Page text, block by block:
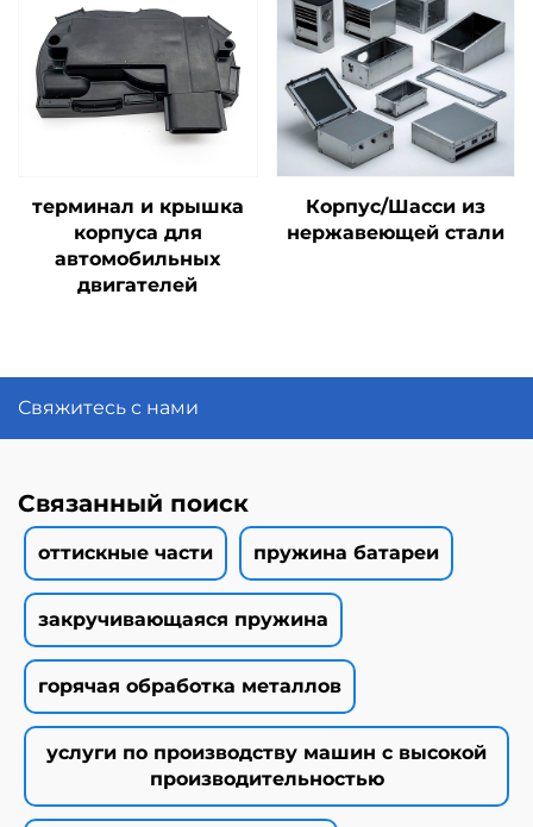
терминал и крышка
корпуса для
автомобильных
двигателей
Корпус/Шасси из
нержавеющей стали
Свяжитесь с нами
Связанный поиск
оттискные части пружина батареи
закручивающаяся пружина
горячая обработка металлов
услуги по производству машин с высокой
производительностью